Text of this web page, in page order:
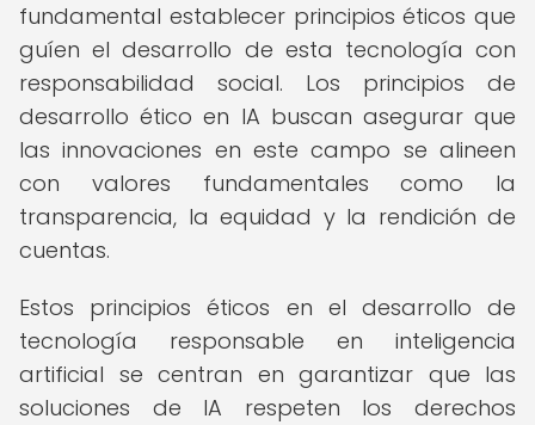
fundamental establecer principios éticos que
guíen el desarrollo de esta tecnología con
responsabilidad social. Los principios de
desarrollo ético en IA buscan asegurar que
las innovaciones en este campo se alineen
con valores fundamentales como la
transparencia, la equidad y la rendición de
cuentas.
Estos principios éticos en el desarrollo de
tecnología responsable en inteligencia
artificial se centran en garantizar que las
soluciones de IA respeten los derechos